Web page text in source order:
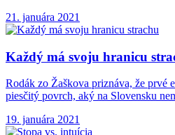
21. januára 2021
Každý má svoju hranicu
Rodák zo Žaškova priznáva, že prvé
piesčitý povrch, aký na Slovensku
19. januára 2021